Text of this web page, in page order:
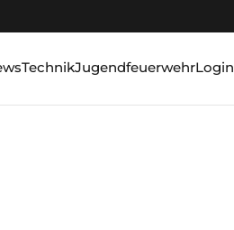
TechnikJugendfeuerwehrLogin